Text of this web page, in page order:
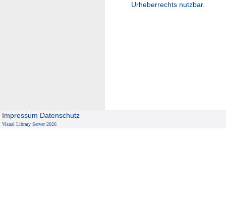
Urheberrechts nutzbar.
Impressum Datenschutz
Visual Library Server 2026